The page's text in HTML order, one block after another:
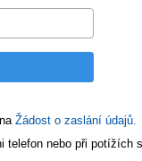
Žádost o zaslání údajů.
telefon nebo při potížích